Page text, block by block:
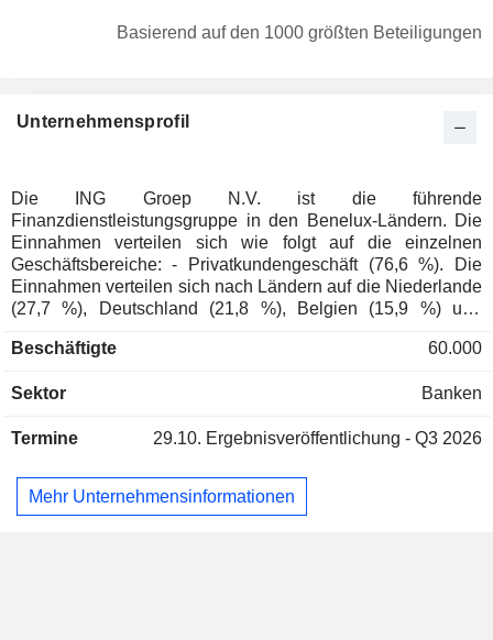
Südafrika
0,04 %
Liechtenstein
0,02 %
Japan
0,02 %
Hong Kong
0,02 %
Portugal
0,01 %
Cayman Islands
0,01 %
Australien
0,01 %
Basierend auf den 1000 größten Beteiligungen
Unternehmensprofil
Die ING Groep N.V. ist die führende
Finanzdienstleistungsgruppe in den Benelux-Ländern. Die
Einnahmen verteilen sich wie folgt auf die einzelnen
Geschäftsbereiche: - Privatkundengeschäft (76,6 %). Die
Einnahmen verteilen sich nach Ländern auf die Niederlande
(27,7 %), Deutschland (21,8 %), Belgien (15,9 %) und
Sonstiges (1,7 %). Ende 2025 verwaltete die Gruppe 721,4
an Girokrediten.
Beschäftigte 60.000
Sektor Banken
Termine 29.10. Ergebnisveröffentlichung - Q3 2026
Mehr Unternehmensinformationen